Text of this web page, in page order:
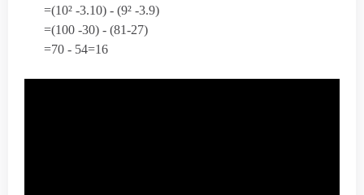
=(10² -3.10) - (9² -3.9)
=(100 -30) - (81-27)
=70 - 54=16